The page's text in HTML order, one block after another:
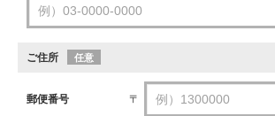
ご住所 任意
郵便番号 〒